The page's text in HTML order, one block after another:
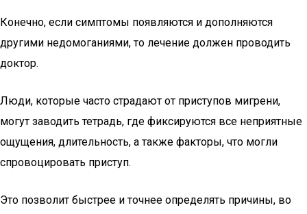
Конечно, если симптомы появляются и дополняются
другими недомоганиями, то лечение должен проводить
доктор.
Люди, которые часто страдают от приступов мигрени,
могут заводить тетрадь, где фиксируются все неприятные
ощущения, длительность, а также факторы, что могли
спровоцировать приступ.
Это позволит быстрее и точнее определять причины, во